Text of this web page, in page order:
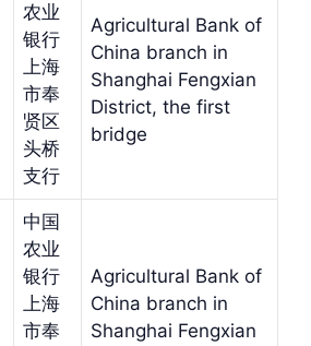
农业
银行
上海
市奉
贤区
头桥
支行
Agricultural Bank of
China branch in
Shanghai Fengxian
District, the first
bridge
中国
农业
银行
上海
市奉
Agricultural Bank of
China branch in
Shanghai Fengxian